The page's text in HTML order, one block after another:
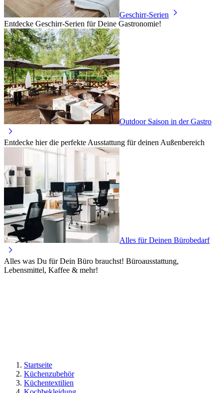
Geschirr-Serien
Entdecke Geschirr-Serien für Deine Gastronomie!
Outdoor Saison in der Gastro
Entdecke hier die perfekte Ausstattung für deinen Außenbereich
Alles für Deinen Bürobedarf
Alles was Du für Dein Büro brauchst! Büroausstattung,
Lebensmittel, Kaffee & mehr!
Startseite
Küchenzubehör
Küchentextilien